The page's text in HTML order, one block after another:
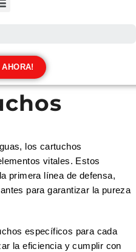
AHORA!
los cartuchos
vitales. Estos
primera línea de defensa,
para garantizar la pureza
específicos para cada
la eficiencia y cumplir con